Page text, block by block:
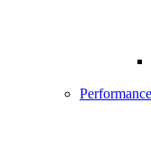
Performance